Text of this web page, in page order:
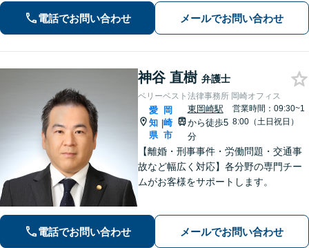
に、シンプルな解決を」。初回で費用
と道筋を明示。
電話でお問い合わせ メールでお問い合わせ
神谷 直樹 弁護士
ベリーベスト法律事務所 岡崎オフィス
愛
知
県
|
岡
崎
市
東岡崎駅
から徒歩5
分
営業時間：09:30~1
8:00（土日祝日）
【離婚・刑事事件・労働問題・交通事
故など幅広く対応】各分野の専門チー
ムがお客様をサポートします。
電話でお問い合わせ メールでお問い合わせ